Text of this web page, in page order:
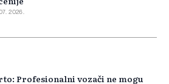
2026.
Profesionalni vozači ne mogu